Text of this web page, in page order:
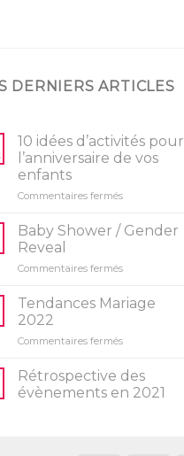
DERNIERS ARTICLES
10 idées d’activités pour
l’anniversaire de vos
enfants
Commentaires ferméssur
idées
d’activités
l’anniversaire
vos
enfants
Baby Shower / Gender
Reveal
Commentaires ferméssur
Shower
/
Reveal
Tendances Mariage
2022
Commentaires ferméssur
Mariage
2022
Rétrospective des
évènements en 2021